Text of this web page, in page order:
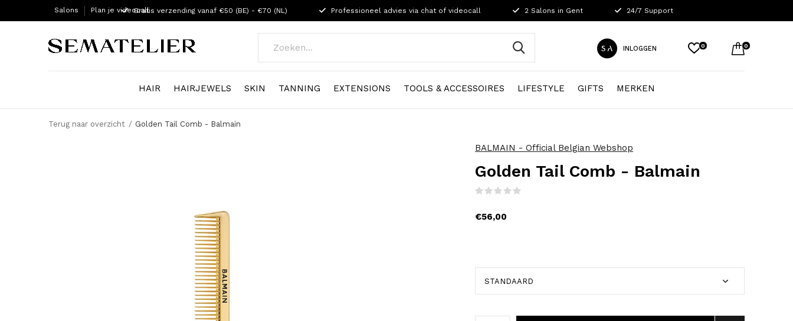
HAIR HAIRJEWELS SKIN TANNING EXTENSIONS TOOLS & ACCESSOIRES LIFESTYLE GIFTS MERKEN
INLOGGEN 0 0
Gratis verzending vanaf €50 (BE) - €70 (NL) Professioneel advies via chat of videocall 2 Salons in Gent 24/7 Support
Salons Plan je videocall
Terug naar overzicht Golden Tail Comb - Balmain
BALMAIN - Official Belgian Webshop
Golden Tail Comb - Balmain
€56,00